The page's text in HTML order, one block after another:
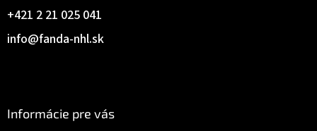
info@fanda-nhl.sk
+421 2 21 025 041
Informácie pre vás